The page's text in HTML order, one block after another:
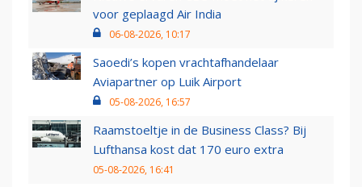
voor geplaagd Air India
06-08-2026, 10:17
Saoedi’s kopen vrachtafhandelaar
Aviapartner op Luik Airport
05-08-2026, 16:57
Raamstoeltje in de Business Class? Bij
Lufthansa kost dat 170 euro extra
05-08-2026, 16:41